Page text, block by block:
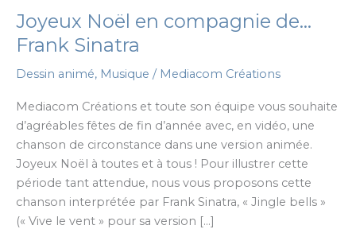
Joyeux Noël en compagnie de…
Frank Sinatra
Dessin animé, Musique / Mediacom Créations
Mediacom Créations et toute son équipe vous souhaite
d’agréables fêtes de fin d’année avec, en vidéo, une
chanson de circonstance dans une version animée.
Joyeux Noël à toutes et à tous ! Pour illustrer cette
période tant attendue, nous vous proposons cette
chanson interprétée par Frank Sinatra, « Jingle bells »
(« Vive le vent » pour sa version […]